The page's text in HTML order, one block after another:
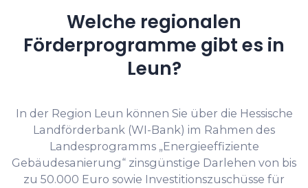
Welche regionalen
Förderprogramme gibt es in
Leun?
In der Region Leun können Sie über die Hessische
Landförderbank (WI-Bank) im Rahmen des
Landesprogramms „Energieeffiziente
Gebäudesanierung“ zinsgünstige Darlehen von bis
zu 50.000 Euro sowie Investitionszuschüsse für